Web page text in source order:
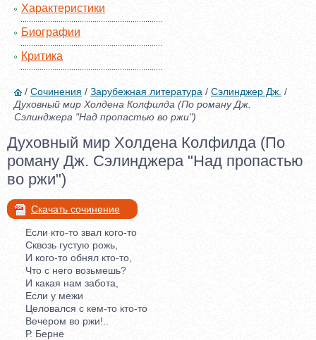
Характеристики
Биографии
Критика
/ Сочинения / Зарубежная литература / Сэлинджер Дж. /
Духовный мир Холдена Колфилда (По роману Дж.
Сэлинджера "Над пропастью во ржи")
Духовный мир Холдена Колфилда (По
роману Дж. Сэлинджера "Над пропастью
во ржи")
Скачать сочинение
Если кто-то звал кого-то
Сквозь густую рожь,
И кого-то обнял кто-то,
Что с него возьмешь?
И какая нам забота,
Если у межи
Целовался с кем-то кто-то
Вечером во ржи!..
Р. Берне